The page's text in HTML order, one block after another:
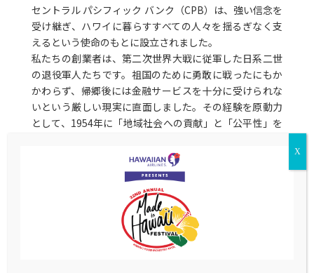
セントラル パシフィック バンク（CPB）は、強い信念を
受け継ぎ、ハワイに暮らすすべての人々を揺るぎなく支
えるという使命のもとに設立されました。
私たちの創業者は、第二次世界大戦に従軍した日系二世
の退役軍人たちです。祖国のために勇敢に戦ったにもか
かわらず、帰郷後には金融サービスを十分に受けられな
いという厳しい現実に直面しました。その経験を原動力
として、1954年に「地域社会への貢献」と「公平性」を
CPBが設立されました。この平等と奉仕の精神は、現在
も私たちの指針であり続けています。
メイド・イン・ハワイ・フェスティバルは、ハワイの地
元の中小企業や起業家が成長し、活躍するための貴重な
機会を提供しています。長年にわたり中小企業の支援に
取り組んできたCPBは、オフィシャルバンクとして、こ